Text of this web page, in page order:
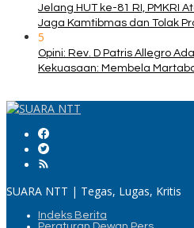
Jelang HUT ke-81 RI, PMKRI
Jaga Kamtibmas dan Tolak
5
Opini: Rev. D Patris Allegro
Kekuasaan: Membela
SUARA NTT | Tegas, Lugas, Kritis
Indeks Berita